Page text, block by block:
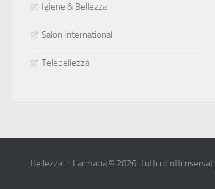
Igiene & Bellezza
Salon International
Telebellezza
Bellezza in Farmacia © 2026. Tutti i diritti riservati.